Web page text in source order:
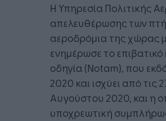
Η Υπηρεσία Πολιτικής
απελευθέρωσης των
αεροδρόμια της χώρας
ενημέρωσε το
οδηγία (Notam), που
2020 και ισχύει από τις
Αυγούστου 2020, και η
υποχρεωτική